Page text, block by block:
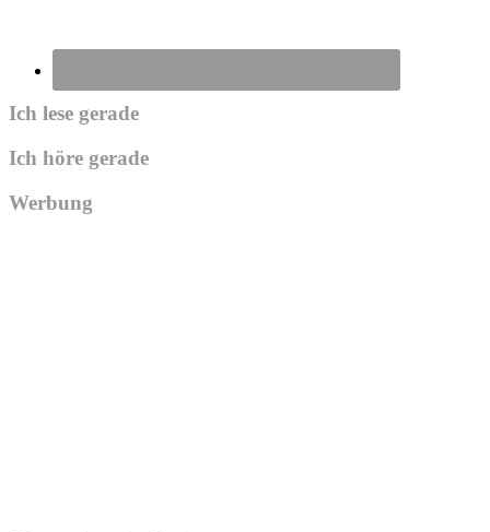
Ich lese gerade
Ich höre gerade
Werbung